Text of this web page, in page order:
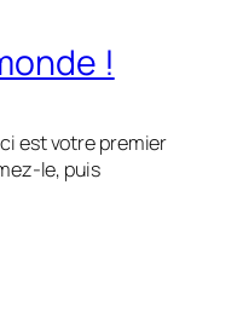
!
est votre premier
le, puis